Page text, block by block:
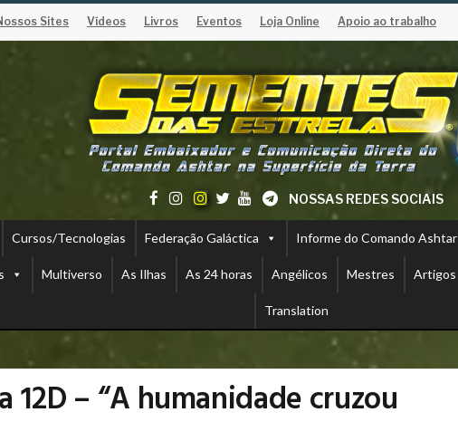
Sites Vídeos Livros Eventos Loja Online Apoio ao trabalho
NOSSAS REDES SOCIAIS
Cursos/Tecnologias Federação Galáctica Informe do Comando Ashtar
Multiverso As Ilhas As 24 horas Angélicos Mestres Artigos
Translation
12D – “A humanidade cruzou